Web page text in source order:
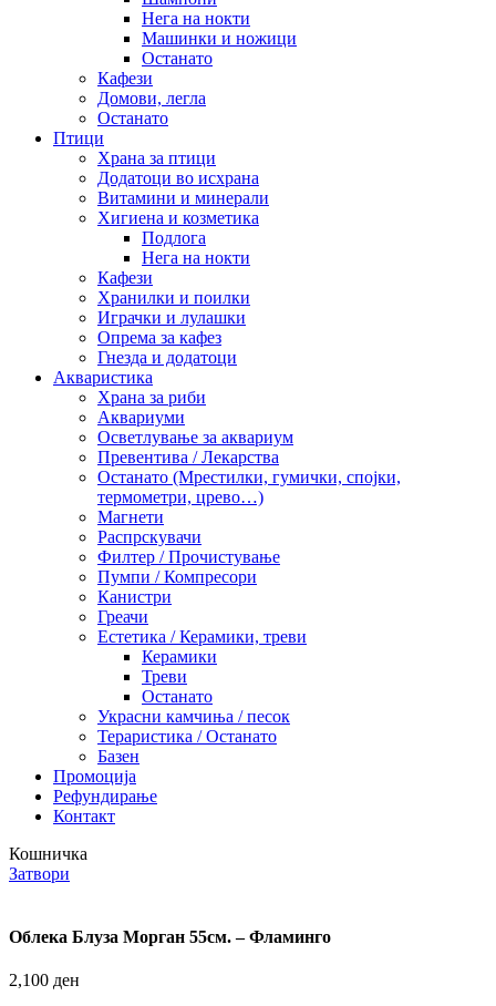
Нега на нокти
Машинки и ножици
Останато
Кафези
Домови, легла
Останато
Птици
Храна за птици
Додатоци во исхрана
Витамини и минерали
Хигиена и козметика
Подлога
Нега на нокти
Кафези
Хранилки и поилки
Играчки и лулашки
Опрема за кафез
Гнезда и додатоци
Акваристика
Храна за риби
Аквариуми
Осветлување за аквариум
Превентива / Лекарства
Останато (Мрестилки, гумички, спојки,
термометри, црево…)
Магнети
Распрскувачи
Филтер / Прочистување
Пумпи / Компресори
Канистри
Греачи
Естетика / Керамики, треви
Керамики
Треви
Останато
Украсни камчиња / песок
Тераристика / Останато
Базен
Промоција
Рефундирање
Контакт
Кошничка
Затвори
Облека Блуза Морган 55см. – Фламинго
2,100 ден